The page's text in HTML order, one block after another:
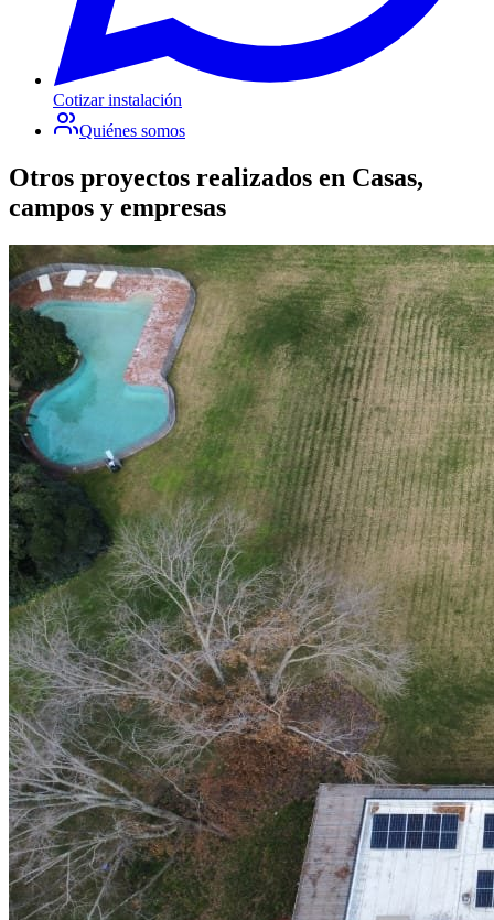
Cotizar instalación
Quiénes somos
Otros proyectos realizados en Casas,
campos y empresas